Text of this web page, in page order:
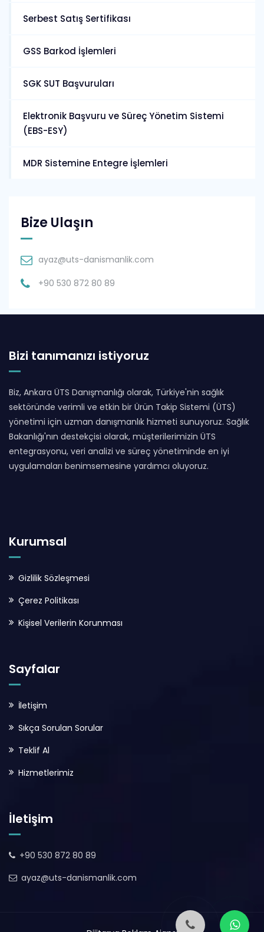
Serbest Satış Sertifikası
GSS Barkod İşlemleri
SGK SUT Başvuruları
Elektronik Başvuru ve Süreç Yönetim Sistemi
(EBS-ESY)
MDR Sistemine Entegre İşlemleri
Bize Ulaşın
ayaz@uts-danismanlik.com
+90 530 872 80 89
Bizi tanımanızı istiyoruz
Biz, Ankara ÜTS Danışmanlığı olarak, Türkiye'nin sağlık
sektöründe verimli ve etkin bir Ürün Takip Sistemi (ÜTS)
yönetimi için uzman danışmanlık hizmeti sunuyoruz. Sağlık
Bakanlığı'nın destekçisi olarak, müşterilerimizin ÜTS
entegrasyonu, veri analizi ve süreç yönetiminde en iyi
uygulamaları benimsemesine yardımcı oluyoruz.
Kurumsal
Gizlilik Sözleşmesi
Çerez Politikası
Kişisel Verilerin Korunması
Sayfalar
İletişim
Sıkça Sorulan Sorular
Teklif Al
Hizmetlerimiz
İletişim
+90 530 872 80 89
ayaz@uts-danismanlik.com